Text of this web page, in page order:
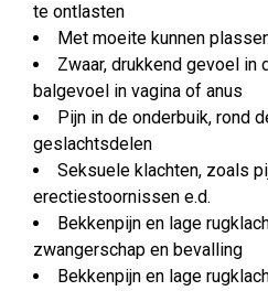
te ontlasten
Met moeite kunnen
Zwaar, drukkend gevoel in
balgevoel in vagina of anus
Pijn in de onderbuik, rond
geslachtsdelen
Seksuele klachten, zoals
erectiestoornissen e.d.
Bekkenpijn en lage
zwangerschap en bevalling
Bekkenpijn en lage